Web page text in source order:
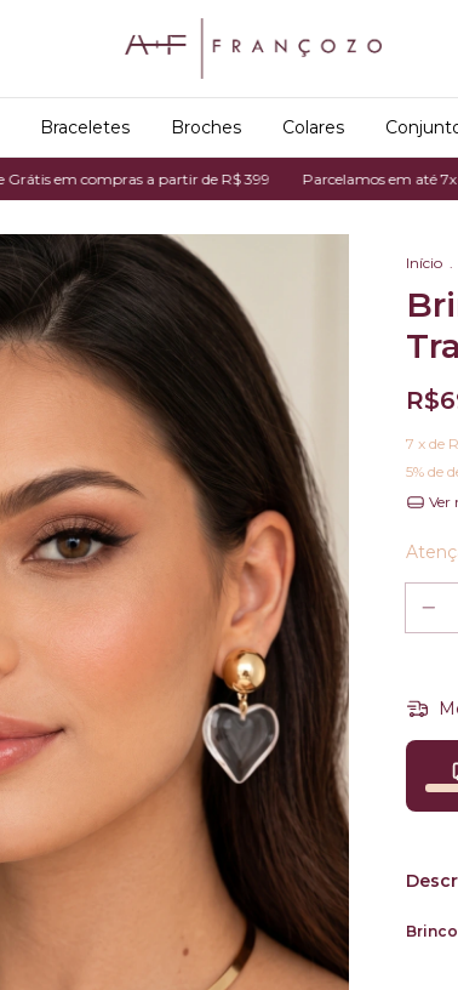
Braceletes Broches Colares
compras a partir de R$ 399 Parcelamos em até 7x no
Início .
7 x de
5% de
Ver